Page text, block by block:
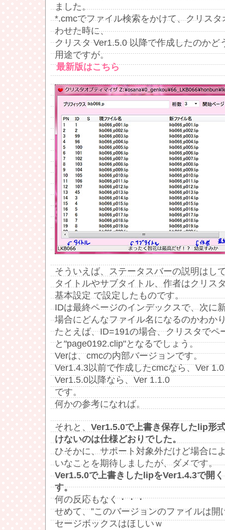
ました。
*.cmcでファイル検索をかけて、クリス
わせた時に、
クリスタ Ver1.5.0 以降で作成したのかど
用途ですが。
最新版はこちら
そういえば、ステータスバーの説明はし
タイトルやサブタイトル、作者はクリス
基本設定 で設定したものです。
IDは最終ページのインデックスで、次に
場合にどんなファイル名になるのかわか
たとえば、ID=191の場合、クリスタでペ
と"page0192.clip"となるでしょう。
Verは、cmcの内部バージョンです。
Ver1.4.3以前で作成したcmcなら、Ver
Ver1.5.0以降なら、Ver 1.1.0
です。
何かの参考になれば。
それと、 Ver1.5.0で上書き保存したlip形
けないのは仕様どおりでした。
ひそかに、サポート対象外だけど場合に
いなことを期待しましたが、ダメです。
Ver1.5.0で上書きしたlipをVer1.4.3で開
す。
何の反応もなく・・・
せめて、”このバージョンのファイルは開
セージボックスはほしいｗ